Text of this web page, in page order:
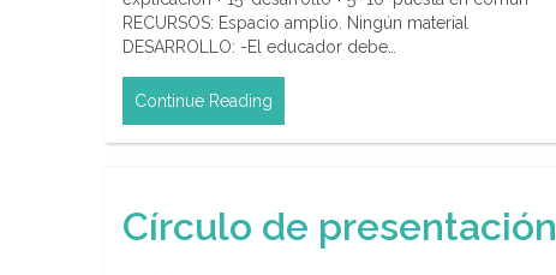
RECURSOS: Espacio amplio. Ningún material
DESARROLLO: -El educador debe…
Continue Reading
Círculo de presentación